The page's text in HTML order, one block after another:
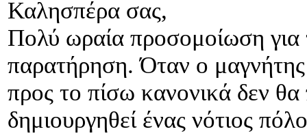
Καλησπέρα σας,
Πολύ ωραία προσομοίωση για
παρατήρηση. Όταν ο
προς το πίσω κανονικά δεν
δημιουργηθεί ένας νότιος